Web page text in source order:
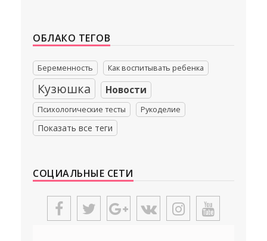
ОБЛАКО ТЕГОВ
Беременность Как воспитывать ребенка
Кузюшка Новости
Психологические тесты Рукоделие
Показать все теги
СОЦИАЛЬНЫЕ СЕТИ